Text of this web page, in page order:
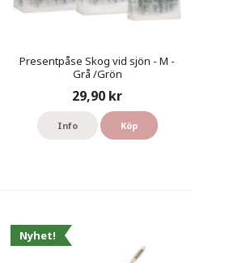
Presentpåse Skog vid sjön - M -
Grå /Grön
29,90 kr
Info Köp
Nyhet!